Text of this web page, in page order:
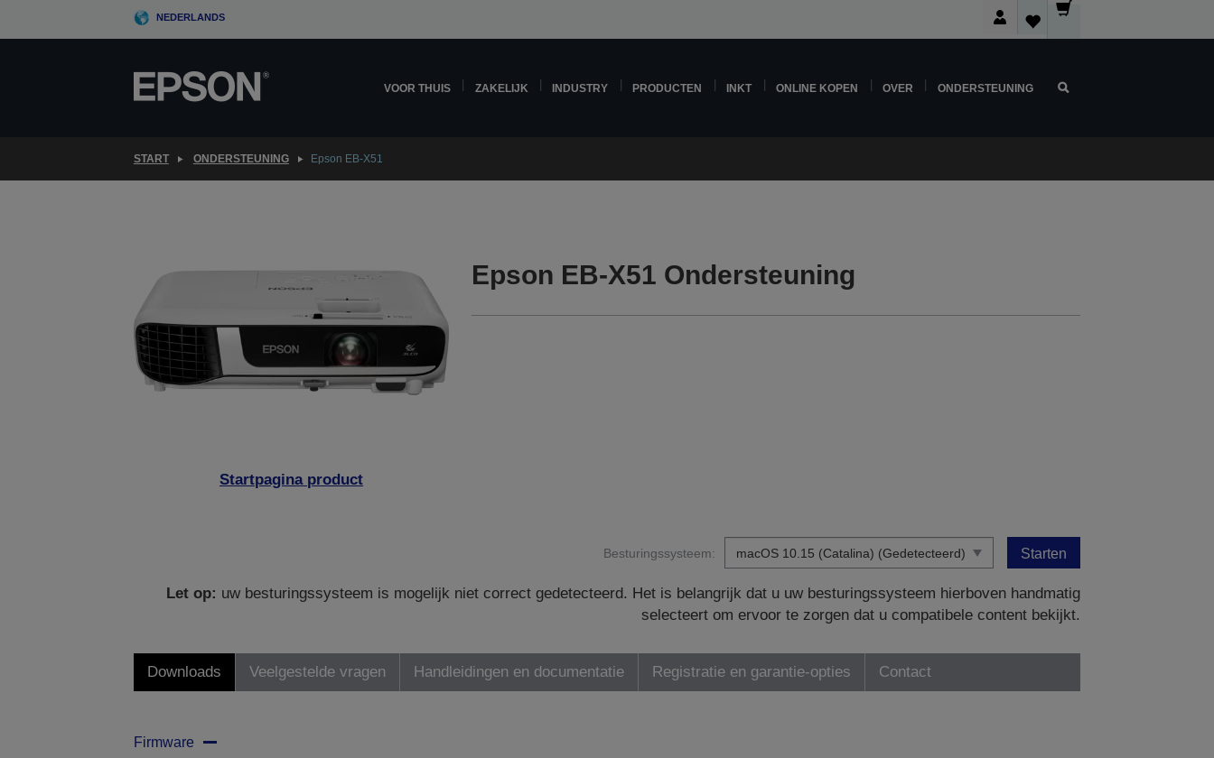
NEDERLANDS
VOOR THUIS ZAKELIJK INDUSTRY PRODUCTEN INKT ONLINE KOPEN OVER ONDERSTEUNING
START ONDERSTEUNING Epson EB-X51
Startpagina product
Epson EB-X51 Ondersteuning
Besturingssysteem: Starten
Let op: uw besturingssysteem is mogelijk niet correct gedetecteerd. Het is belangrijk dat u uw besturingssysteem hierboven handmatig
selecteert om ervoor te zorgen dat u compatibele content bekijkt.
Downloads Veelgestelde vragen Handleidingen en documentatie Registratie en garantie-opties Contact
Firmware